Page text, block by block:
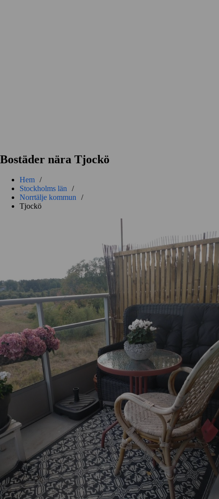
Bostäder nära Tjockö
Hem /
Stockholms län /
Norrtälje kommun /
Tjockö